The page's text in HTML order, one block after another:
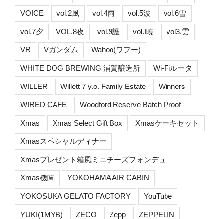
VOICE vol.2風 vol.4雨 vol.5波 vol.6雪
vol.7夕 VOL.8夜 vol.9護 vol.I暁 vol3.雲
VR Vガンダム Wahoo(ワフー)
WHITE DOG BREWING 浦賀醸造所 Wi-Fiルータ
WILLER Willett 7 y.o. Family Estate Winners
WIRED CAFE Woodford Reserve Batch Proof
Xmas Xmas Select Gift Box Xmasケーキセット
Xmasスペシャルディナー
Xmasプレゼント箱風ミニチーズフォンデュ
Xmas機関 YOKOHAMA AIR CABIN
YOKOSUKA GELATO FACTORY YouTube
YUKI(1MYB) ZECO Zepp ZEPPELIN